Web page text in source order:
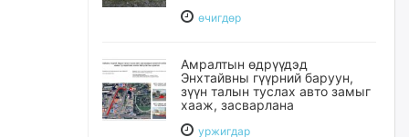
өчигдѳр
Амралтын өдрүүдэд
Энхтайвны гүүрний баруун,
зүүн талын туслах авто замыг
хааж, засварлана
уржигдар